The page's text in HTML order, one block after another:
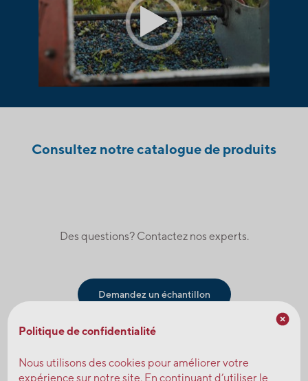
Consultez notre catalogue de produits
Des questions? Contactez nos experts.
Demandez un échantillon
Contactez l'équipe des ventes
Politique de confidentialité
Nous utilisons des cookies pour améliorer votre
expérience sur notre site. En continuant d’utiliser le